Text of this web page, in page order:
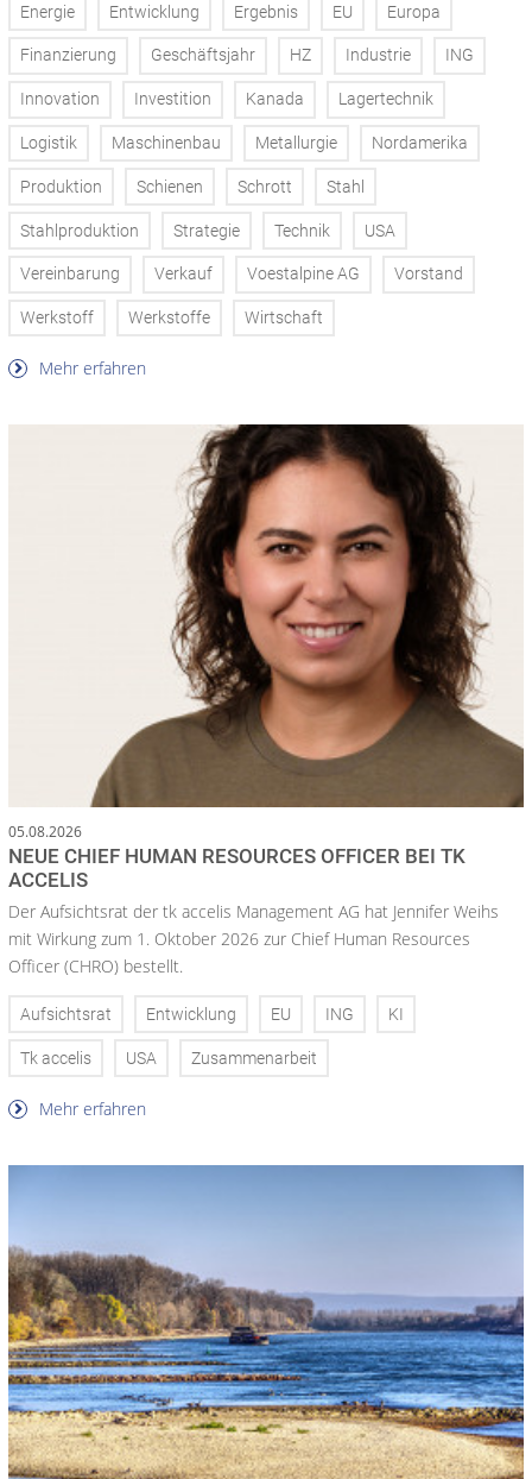
Energie Entwicklung Ergebnis EU Europa
Finanzierung Geschäftsjahr HZ Industrie ING
Innovation Investition Kanada Lagertechnik
Logistik Maschinenbau Metallurgie Nordamerika
Produktion Schienen Schrott Stahl
Stahlproduktion Strategie Technik USA
Vereinbarung Verkauf Voestalpine AG Vorstand
Werkstoff Werkstoffe Wirtschaft
Mehr erfahren
05.08.2026
NEUE CHIEF HUMAN RESOURCES OFFICER BEI TK
ACCELIS
Der Aufsichtsrat der tk accelis Management AG hat Jennifer Weihs
mit Wirkung zum 1. Oktober 2026 zur Chief Human Resources
Officer (CHRO) bestellt.
Aufsichtsrat Entwicklung EU ING KI
Tk accelis USA Zusammenarbeit
Mehr erfahren